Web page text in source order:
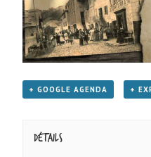
+ GOOGLE AGENDA +
Détails